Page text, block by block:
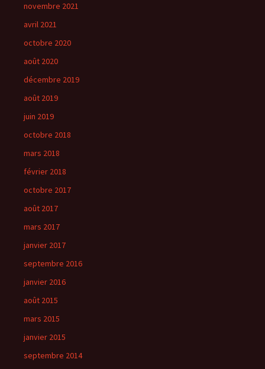
novembre 2021
avril 2021
octobre 2020
août 2020
décembre 2019
août 2019
juin 2019
octobre 2018
mars 2018
février 2018
octobre 2017
août 2017
mars 2017
janvier 2017
septembre 2016
janvier 2016
août 2015
mars 2015
janvier 2015
septembre 2014